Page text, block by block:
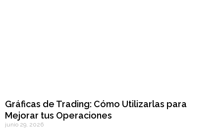
Gráficas de Trading: Cómo Utilizarlas para
Mejorar tus Operaciones
junio 29, 2026